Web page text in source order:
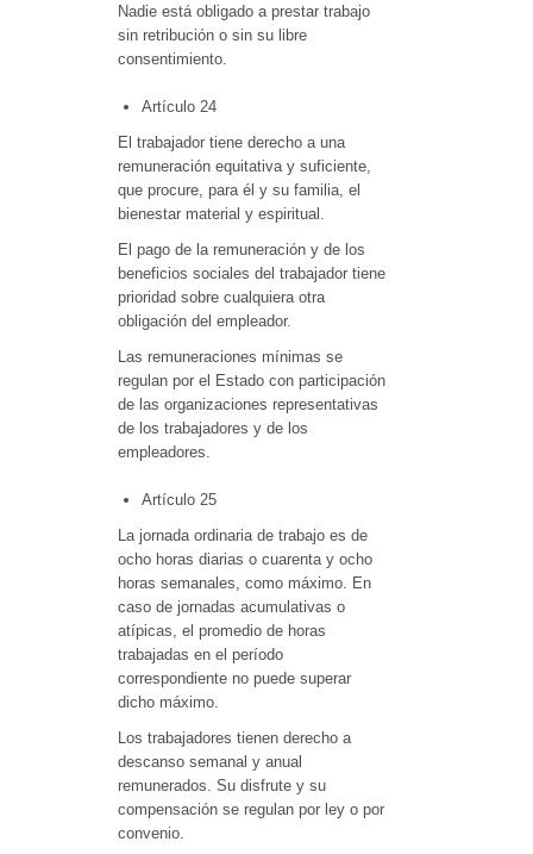
Nadie está obligado a prestar trabajo
sin retribución o sin su libre
consentimiento.
Artículo 24
El trabajador tiene derecho a una
remuneración equitativa y suficiente,
que procure, para él y su familia, el
bienestar material y espiritual.
El pago de la remuneración y de los
beneficios sociales del trabajador tiene
prioridad sobre cualquiera otra
obligación del empleador.
Las remuneraciones mínimas se
regulan por el Estado con participación
de las organizaciones representativas
de los trabajadores y de los
empleadores.
Artículo 25
La jornada ordinaria de trabajo es de
ocho horas diarias o cuarenta y ocho
horas semanales, como máximo. En
caso de jornadas acumulativas o
atípicas, el promedio de horas
trabajadas en el período
correspondiente no puede superar
dicho máximo.
Los trabajadores tienen derecho a
descanso semanal y anual
remunerados. Su disfrute y su
compensación se regulan por ley o por
convenio.